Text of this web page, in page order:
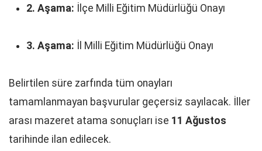
2. Aşama: İlçe Milli Eğitim Müdürlüğü Onayı
3. Aşama: İl Milli Eğitim Müdürlüğü Onayı
Belirtilen süre zarfında tüm onayları
tamamlanmayan başvurular geçersiz sayılacak. İller
arası mazeret atama sonuçları ise 11 Ağustos
tarihinde ilan edilecek.